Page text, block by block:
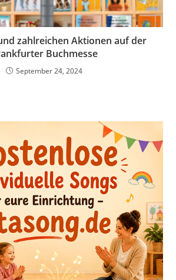
zahlreichen Aktionen auf der
Buchmesse
September 24, 2024